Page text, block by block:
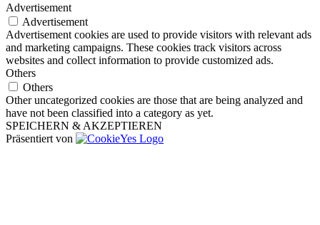
Advertisement
Advertisement
Advertisement cookies are used to provide visitors with relevant ads
and marketing campaigns. These cookies track visitors across
websites and collect information to provide customized ads.
Others
Others
Other uncategorized cookies are those that are being analyzed and
have not been classified into a category as yet.
SPEICHERN & AKZEPTIEREN
Präsentiert von